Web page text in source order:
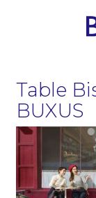
Table
BUXUS